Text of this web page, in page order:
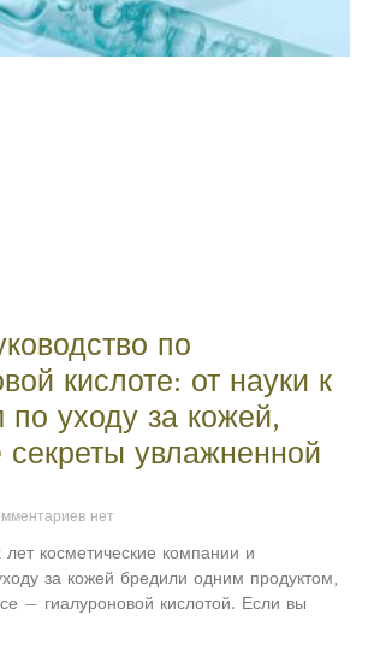
по
кислоте: от науки к
уходу за кожей,
секреты увлажненной
нет
косметические компании и
за кожей бредили одним продуктом,
— гиалуроновой кислотой. Если вы